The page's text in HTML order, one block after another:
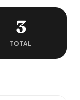
3
TOTAL